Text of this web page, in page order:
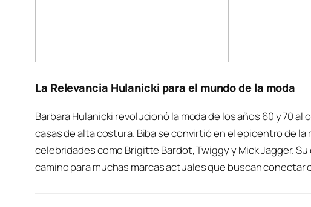
La Relevancia Hulanicki para el mundo de la moda
Barbara Hulanicki revolucionó la moda de los años 60 y 70
casas de alta costura. Biba se convirtió en el epicentro de
celebridades como Brigitte Bardot, Twiggy y Mick Jagger.
camino para muchas marcas actuales que buscan conectar